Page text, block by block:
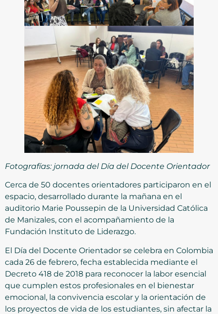
Fotografías: jornada del Día del Docente Orientador
Cerca de 50 docentes orientadores participaron en el
espacio, desarrollado durante la mañana en el
auditorio Marie Poussepin de la Universidad Católica
de Manizales, con el acompañamiento de la
Fundación Instituto de Liderazgo.
El Día del Docente Orientador se celebra en Colombia
cada 26 de febrero, fecha establecida mediante el
Decreto 418 de 2018 para reconocer la labor esencial
que cumplen estos profesionales en el bienestar
emocional, la convivencia escolar y la orientación de
los proyectos de vida de los estudiantes, sin afectar la